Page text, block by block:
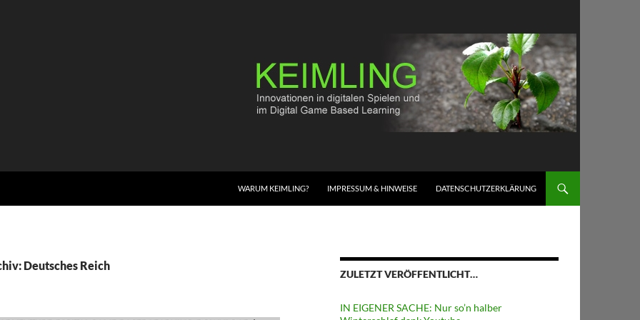
WARUM KEIMLING? IMPRESSUM & HINWEISE DATENSCHUTZERKLÄRUNG
Deutsches Reich
ZULETZT VERÖFFENTLICHT…
IN EIGENER SACHE: Nur so’n halber